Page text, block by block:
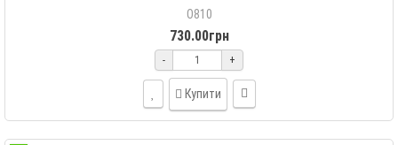
O810
730.00грн
- +
Купити